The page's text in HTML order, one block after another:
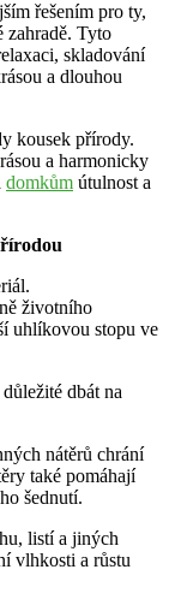
řešením pro ty,
zahradě. Tyto
skladování
a dlouhou
kousek přírody.
a harmonicky
domkům útulnost a
životního
uhlíkovou stopu ve
dbát na
nátěrů chrání
také pomáhají
šednutí.
listí a jiných
vlhkosti a růstu